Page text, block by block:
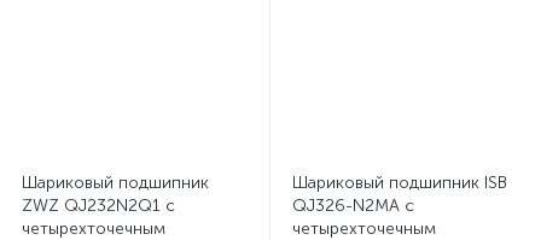
Шариковый подшипник
ZWZ QJ232N2Q1 с
четырехточечным
Шариковый подшипник ISB
QJ326-N2MA с
четырехточечным